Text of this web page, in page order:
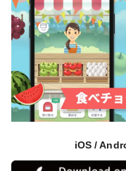
iOS /